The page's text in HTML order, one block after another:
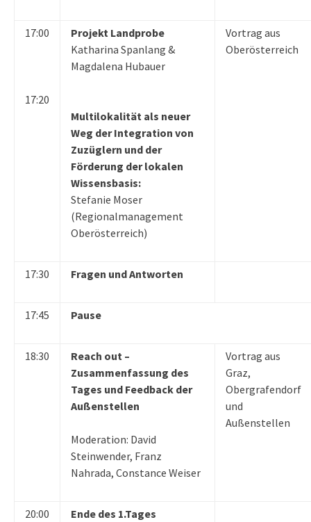
17:00
17:20
Projekt Landprobe
Katharina Spanlang &
Magdalena Hubauer
Multilokalität als neuer
Weg der Integration von
Zuzüglern und der
Förderung der lokalen
Wissensbasis:
Stefanie Moser
(Regionalmanagement
Oberösterreich)
Vortrag aus
Oberösterreich
17:30 Fragen und Antworten
17:45 Pause
18:30
Reach out –
Zusammenfassung des
Tages und Feedback der
Außenstellen
Moderation: David
Steinwender, Franz
Nahrada, Constance Weiser
Vortrag aus
Graz,
Obergrafendorf
und
Außenstellen
20:00 Ende des 1.Tages